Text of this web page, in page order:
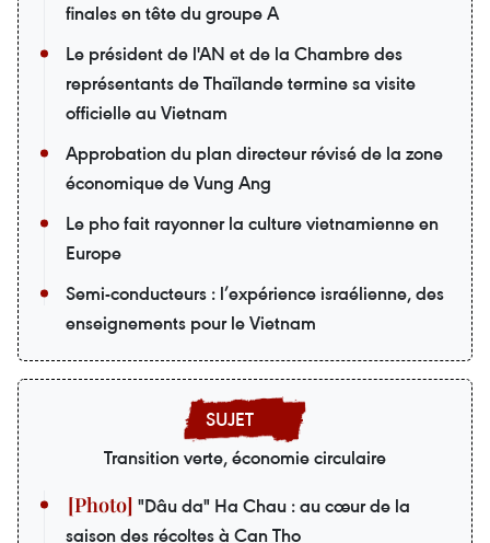
finales en tête du groupe A
Le président de l'AN et de la Chambre des
représentants de Thaïlande termine sa visite
officielle au Vietnam
Approbation du plan directeur révisé de la zone
économique de Vung Ang
Le pho fait rayonner la culture vietnamienne en
Europe
Semi-conducteurs : l’expérience israélienne, des
enseignements pour le Vietnam
Transition verte, économie circulaire
"Dâu da" Ha Chau : au cœur de la
saison des récoltes à Can Tho